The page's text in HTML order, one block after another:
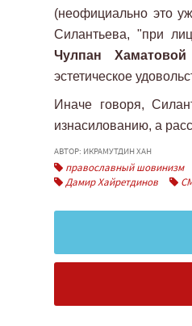
(неофициально это
Силантьева, "при
Чулпан Хаматовой
эстетическое
Иначе говоря,
изнасилованию, а
АВТОР: ИКРАМУТДИН ХАН
православный шовинизм
Дамир Хайретдинов